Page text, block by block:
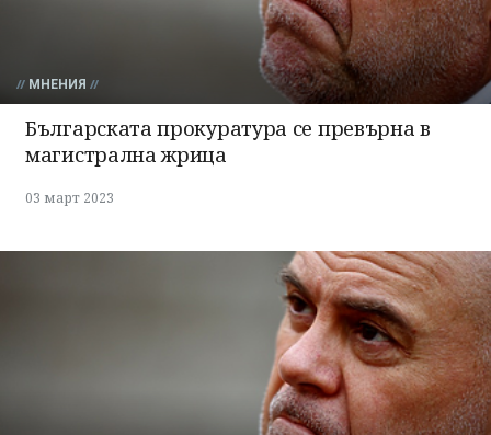
МНЕНИЯ
Българската прокуратура се превърна в
магистрална жрица
03 март 2023